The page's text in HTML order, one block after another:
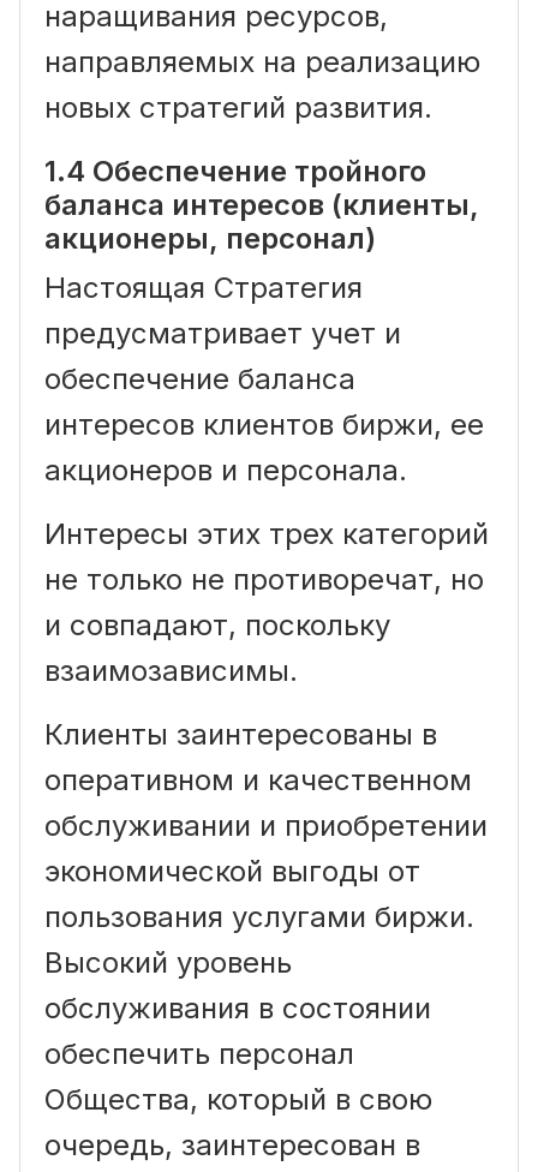
наращивания ресурсов,
направляемых на реализацию
новых стратегий развития.
1.4 Обеспечение тройного
баланса интересов (клиенты,
акционеры, персонал)
Настоящая Стратегия
предусматривает учет и
обеспечение баланса
интересов клиентов биржи, ее
акционеров и персонала.
Интересы этих трех категорий
не только не противоречат, но
и совпадают, поскольку
взаимозависимы.
Клиенты заинтересованы в
оперативном и качественном
обслуживании и приобретении
экономической выгоды от
пользования услугами биржи.
Высокий уровень
обслуживания в состоянии
обеспечить персонал
Общества, который в свою
очередь, заинтересован в